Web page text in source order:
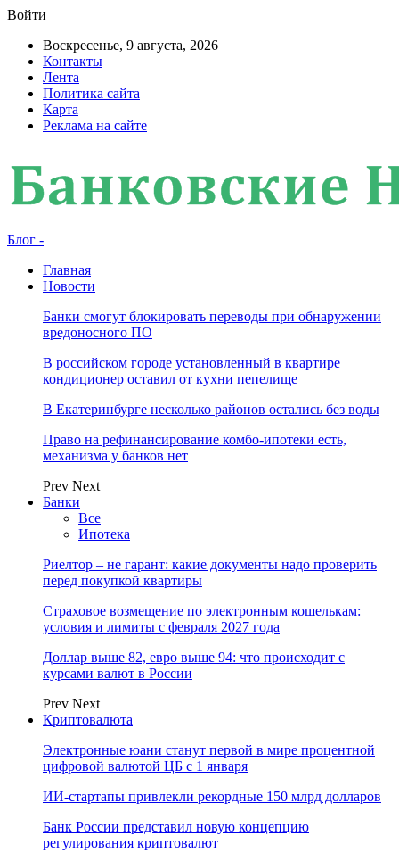
Войти
Воскресенье, 9 августа, 2026
Контакты
Лента
Политика сайта
Карта
Реклама на сайте
Блог -
Главная
Новости
Банки смогут блокировать переводы при обнаружении
вредоносного ПО
В российском городе установленный в квартире
кондиционер оставил от кухни пепелище
В Екатеринбурге несколько районов остались без воды
Право на рефинансирование комбо-ипотеки есть,
механизма у банков нет
Prev Next
Банки
Все
Ипотека
Риелтор – не гарант: какие документы надо проверить
перед покупкой квартиры
Страховое возмещение по электронным кошелькам:
условия и лимиты с февраля 2027 года
Доллар выше 82, евро выше 94: что происходит с
курсами валют в России
Prev Next
Криптовалюта
Электронные юани станут первой в мире процентной
цифровой валютой ЦБ с 1 января
ИИ-стартапы привлекли рекордные 150 млрд долларов
Банк России представил новую концепцию
регулирования криптовалют